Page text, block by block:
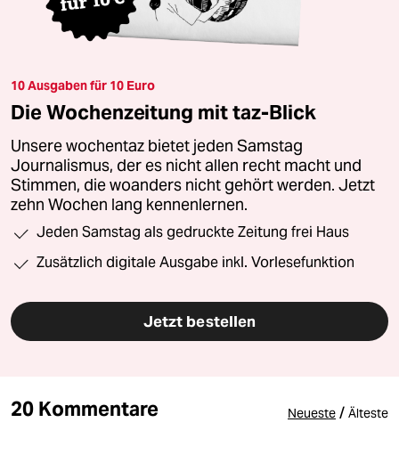
10 Ausgaben für 10 Euro
Die Wochenzeitung mit taz-Blick
Unsere wochentaz bietet jeden Samstag
Journalismus, der es nicht allen recht macht und
Stimmen, die woanders nicht gehört werden. Jetzt
zehn Wochen lang kennenlernen.
Jeden Samstag als gedruckte Zeitung frei Haus
Zusätzlich digitale Ausgabe inkl. Vorlesefunktion
Jetzt bestellen
20 Kommentare Neueste / Älteste